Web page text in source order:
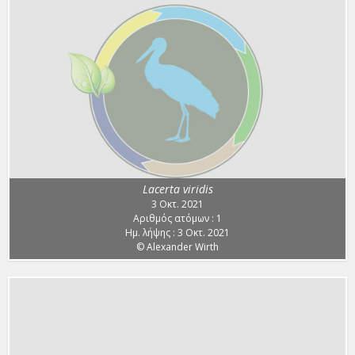
Lacerta viridis
3 Οκτ. 2021
Αριθμός ατόμων : 1
Ημ. λήψης : 3 Οκτ. 2021
© Alexander Wirth